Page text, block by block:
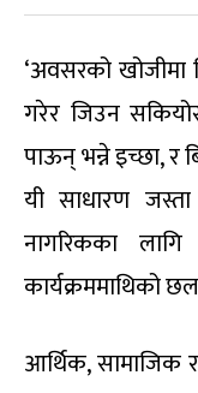
‘अवसरको खोजीमा
गरेर जिउन
पाऊन् भन्ने इच्छा, र
यी साधारण
नागरिकका
कार्यक्रममाथिको
आर्थिक, सामाजिक